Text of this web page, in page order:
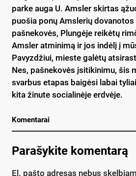
parke auga U. Amsler skirtas
puošia ponų Amslerių
pašnekovės, Plungėje reikėtų
Amsler atminimą ir jos indėlį į
Pavyzdžiui, mieste galėtų
Nes, pašnekovės įsitikinimu, šis
svarbus etapas baigėsi labai
kita žinute socialinėje erdvėje.
Komentarai
Parašykite komentarą
El. pašto adresas nebus